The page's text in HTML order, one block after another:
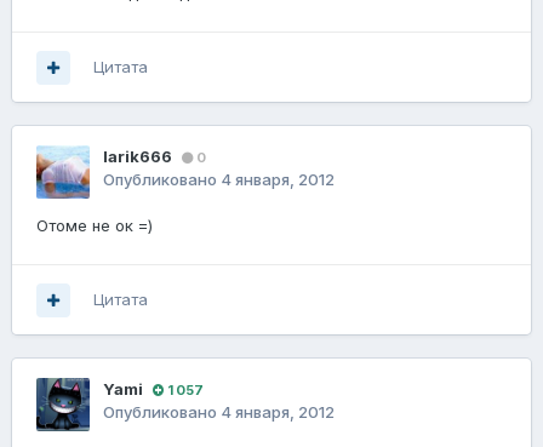
Цитата
larik666 0
Опубликовано 4 января, 2012
Отоме не ок =)
Цитата
Yami 1 057
Опубликовано 4 января, 2012